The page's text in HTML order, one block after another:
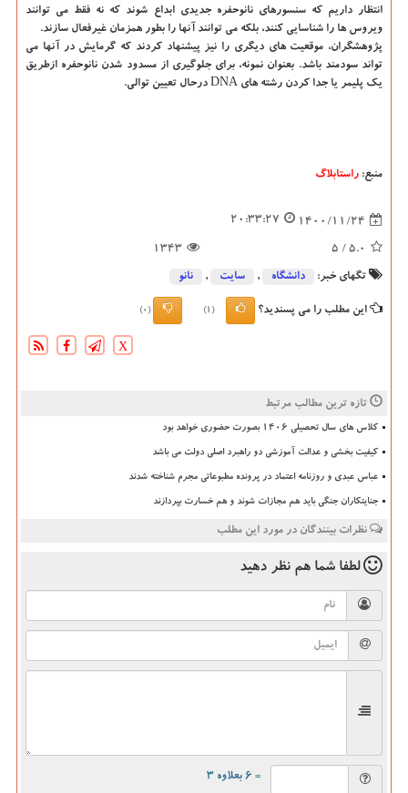
انتظار داریم که سنسورهای نانوحفره جدیدی ابداع شوند که نه فقط می توانند
ویروس ها را شناسایی کنند، بلکه می توانند آنها را بطور همزمان غیرفعال سازند.
پژوهشگران، موقعیت های دیگری را نیز پیشنهاد کردند که گرمایش در آنها می
تواند سودمند باشد. بعنوان نمونه، برای جلوگیری از مسدود شدن نانوحفره ازطریق
یک پلیمر یا جدا کردن رشته های DNA درحال تعیین توالی.
منبع: راستابلاگ
1400/11/24
20:33:27
5.0
/ 5
1343
تگهای خبر: دانشگاه‌ , سایت , نانو
این مطلب را می پسندید؟ (1)
(0)
X
تازه ترین مطالب مرتبط
کلاس های سال تحصیلی ۱۴۰۶ بصورت حضوری خواهد بود
کیفیت بخشی و عدالت آموزشی دو راهبرد اصلی دولت می باشد
عباس عبدی و روزنامه اعتماد در پرونده مطبوعاتی مجرم شناخته شدند
جنایتکاران جنگی باید هم مجازات شوند و هم خسارت بپردازند
نظرات بینندگان در مورد این مطلب
لطفا شما هم نظر دهید
= ۶ بعلاوه ۳